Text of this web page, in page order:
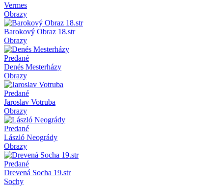
Vermes
Obrazy
Barokový Obraz 18.str
Obrazy
Predané
Denés Mesterházy
Obrazy
Predané
Jaroslav Votruba
Obrazy
Predané
László Neogrády
Obrazy
Predané
Drevená Socha 19.str
Sochy